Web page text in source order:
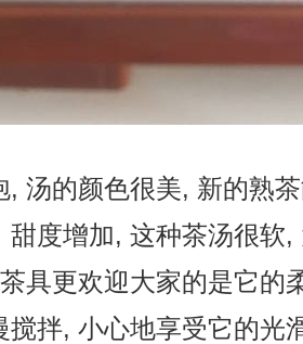
, 汤的颜色很美, 新的熟
甜度增加, 这种茶汤很软,
具更欢迎大家的是它的
搅拌, 小心地享受它的光